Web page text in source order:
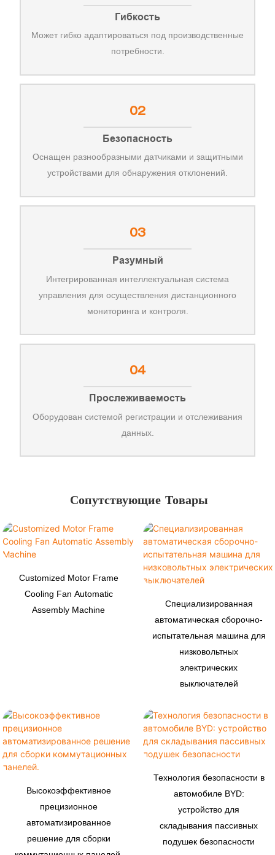
Гибкость
Может гибко адаптироваться под производственные
потребности.
02
Безопасность
Оснащен разнообразными датчиками и защитными
устройствами для обнаружения отклонений.
03
Разумный
Интегрированная интеллектуальная система
управления для осуществления дистанционного
мониторинга и контроля.
04
Прослеживаемость
Оборудован системой регистрации и отслеживания
данных.
Сопутствующие Товары
Customized Motor Frame
Cooling Fan Automatic
Assembly Machine
Специализированная
автоматическая сборочно-
испытательная машина для
низковольтных
электрических
выключателей
Высокоэффективное
прецизионное
автоматизированное
решение для сборки
Технология безопасности в
автомобиле BYD:
устройство для
складывания пассивных
подушек безопасности